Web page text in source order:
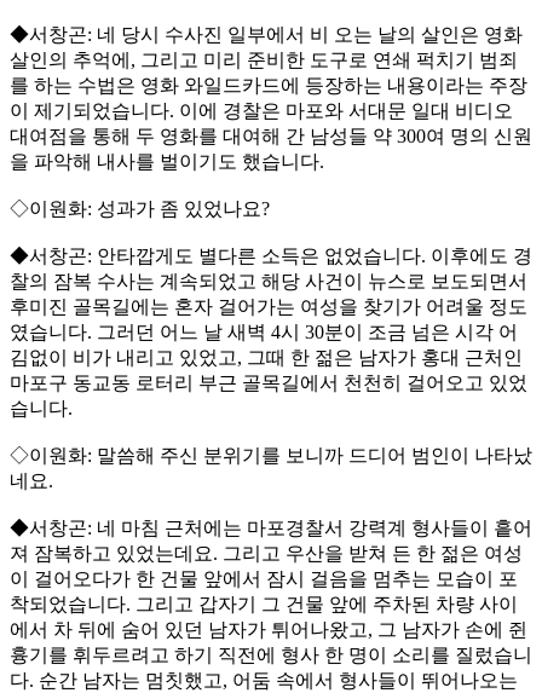
◆서창곤: 네 당시 수사진 일부에서 비 오는 날의 살인은 영화
살인의 추억에, 그리고 미리 준비한 도구로 연쇄 퍽치기 범죄
를 하는 수법은 영화 와일드카드에 등장하는 내용이라는 주장
이 제기되었습니다. 이에 경찰은 마포와 서대문 일대 비디오
대여점을 통해 두 영화를 대여해 간 남성들 약 300여 명의 신원
을 파악해 내사를 벌이기도 했습니다.
◇이원화: 성과가 좀 있었나요?
◆서창곤: 안타깝게도 별다른 소득은 없었습니다. 이후에도 경
찰의 잠복 수사는 계속되었고 해당 사건이 뉴스로 보도되면서
후미진 골목길에는 혼자 걸어가는 여성을 찾기가 어려울 정도
였습니다. 그러던 어느 날 새벽 4시 30분이 조금 넘은 시각 어
김없이 비가 내리고 있었고, 그때 한 젊은 남자가 홍대 근처인
마포구 동교동 로터리 부근 골목길에서 천천히 걸어오고 있었
습니다.
◇이원화: 말씀해 주신 분위기를 보니까 드디어 범인이 나타났
네요.
◆서창곤: 네 마침 근처에는 마포경찰서 강력계 형사들이 흩어
져 잠복하고 있었는데요. 그리고 우산을 받쳐 든 한 젊은 여성
이 걸어오다가 한 건물 앞에서 잠시 걸음을 멈추는 모습이 포
착되었습니다. 그리고 갑자기 그 건물 앞에 주차된 차량 사이
에서 차 뒤에 숨어 있던 남자가 튀어나왔고, 그 남자가 손에 쥔
흉기를 휘두르려고 하기 직전에 형사 한 명이 소리를 질렀습니
다. 순간 남자는 멈칫했고, 어둠 속에서 형사들이 뛰어나오는